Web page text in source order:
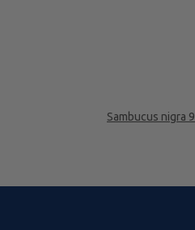
Sambucus nigra 9